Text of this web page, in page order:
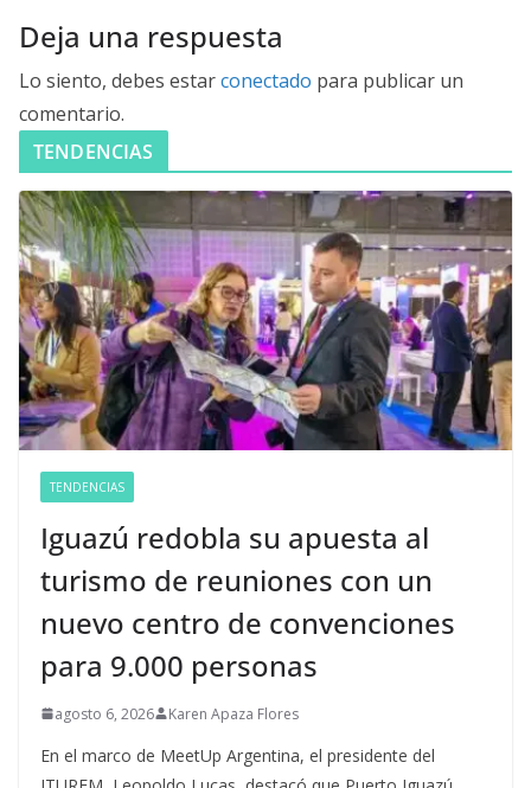
Deja una respuesta
Lo siento, debes estarconectado para publicar un
comentario.
TENDENCIAS
TENDENCIAS
Iguazú redobla su apuesta al
turismo de reuniones con un
nuevo centro de convenciones
para 9.000 personas
agosto 6, 2026 Karen Apaza Flores
En el marco de MeetUp Argentina, el presidente del